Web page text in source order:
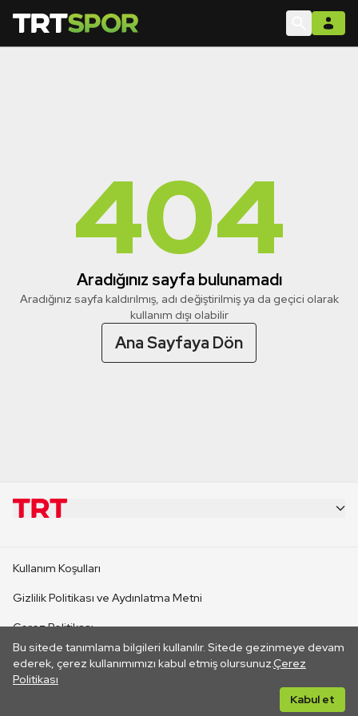
404
Aradığınız sayfa bulunamadı
Aradığınız sayfa kaldırılmış, adı değiştirilmiş ya da geçici olarak
kullanım dışı olabilir
Ana Sayfaya Dön
Bu sitede tanımlama bilgileri kullanılır. Sitede gezinmeye devam
ederek, çerez kullanımımızı kabul etmiş olursunuz.Çerez
Politikası
Kabul et
CANLI YAYINLAR
Kullanım Koşulları
Gizlilik Politikası ve Aydınlatma Metni
Çerez Politikası
İletişim
Her hakkı saklıdır. ©2026 TRT. Bağlantı yoluyla gidilen dış